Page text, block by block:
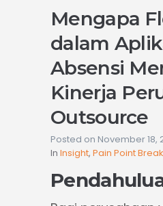
Mengapa
dalam
Absensi
Kinerja
Outsource
Posted on November 18,
In Insight, Pain Point